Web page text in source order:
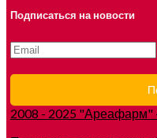
Подписаться на новости
2008 - 2025 "Ареафарм"